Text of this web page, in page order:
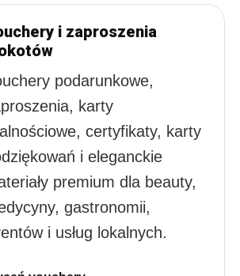
i zaproszenia
podarunkowe,
karty
certyfikaty, karty
i eleganckie
premium dla beauty,
gastronomii,
i usług lokalnych.